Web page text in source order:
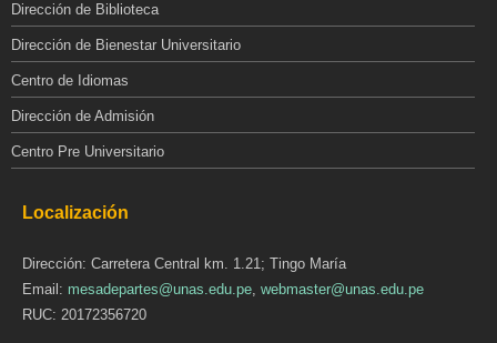
Dirección de Biblioteca
Dirección de Bienestar Universitario
Centro de Idiomas
Dirección de Admisión
Centro Pre Universitario
Localización
Dirección: Carretera Central km. 1.21; Tingo María
Email: mesadepartes@unas.edu.pe, webmaster@unas.edu.pe
RUC: 20172356720